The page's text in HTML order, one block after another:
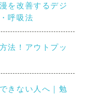
を改善するデジ
呼吸法
法！アウトプッ
きない人へ｜勉